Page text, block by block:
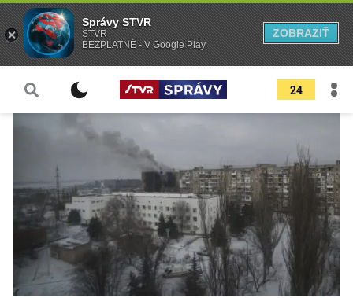
24
Správy STVR
STVR
BEZPLATNÉ - V Google Play
ZOBRAZIŤ